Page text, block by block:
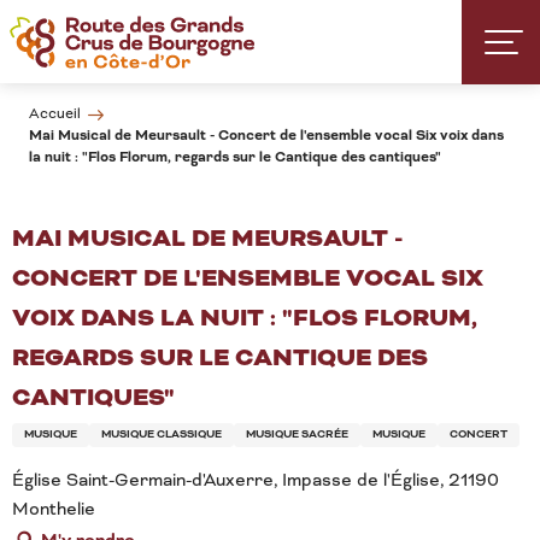
Aller
au
contenu
Accueil
Mai Musical de Meursault - Concert de l'ensemble vocal Six voix dans
la nuit : "Flos Florum, regards sur le Cantique des cantiques"
MAI MUSICAL DE MEURSAULT -
CONCERT DE L'ENSEMBLE VOCAL SIX
VOIX DANS LA NUIT : "FLOS FLORUM,
REGARDS SUR LE CANTIQUE DES
CANTIQUES"
MUSIQUE MUSIQUE CLASSIQUE MUSIQUE SACRÉE MUSIQUE CONCERT
Église Saint-Germain-d'Auxerre, Impasse de l'Église, 21190
Monthelie